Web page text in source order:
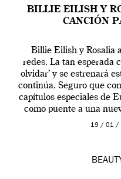
BILLIE EILISH Y
CANCIÓN
Billie Eilish y Rosalia
redes. La tan esperada
olvidar’ y se estrenará
continúa. Seguro que
capítulos especiales de
como puente a una
19 / 01 /